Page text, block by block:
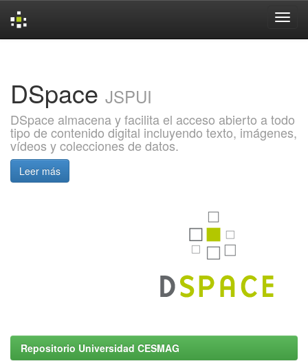
DSpace JSPUI
DSpace almacena y facilita el acceso abierto a todo
tipo de contenido digital incluyendo texto, imágenes,
vídeos y colecciones de datos.
Leer más
Repositorio Universidad CESMAG